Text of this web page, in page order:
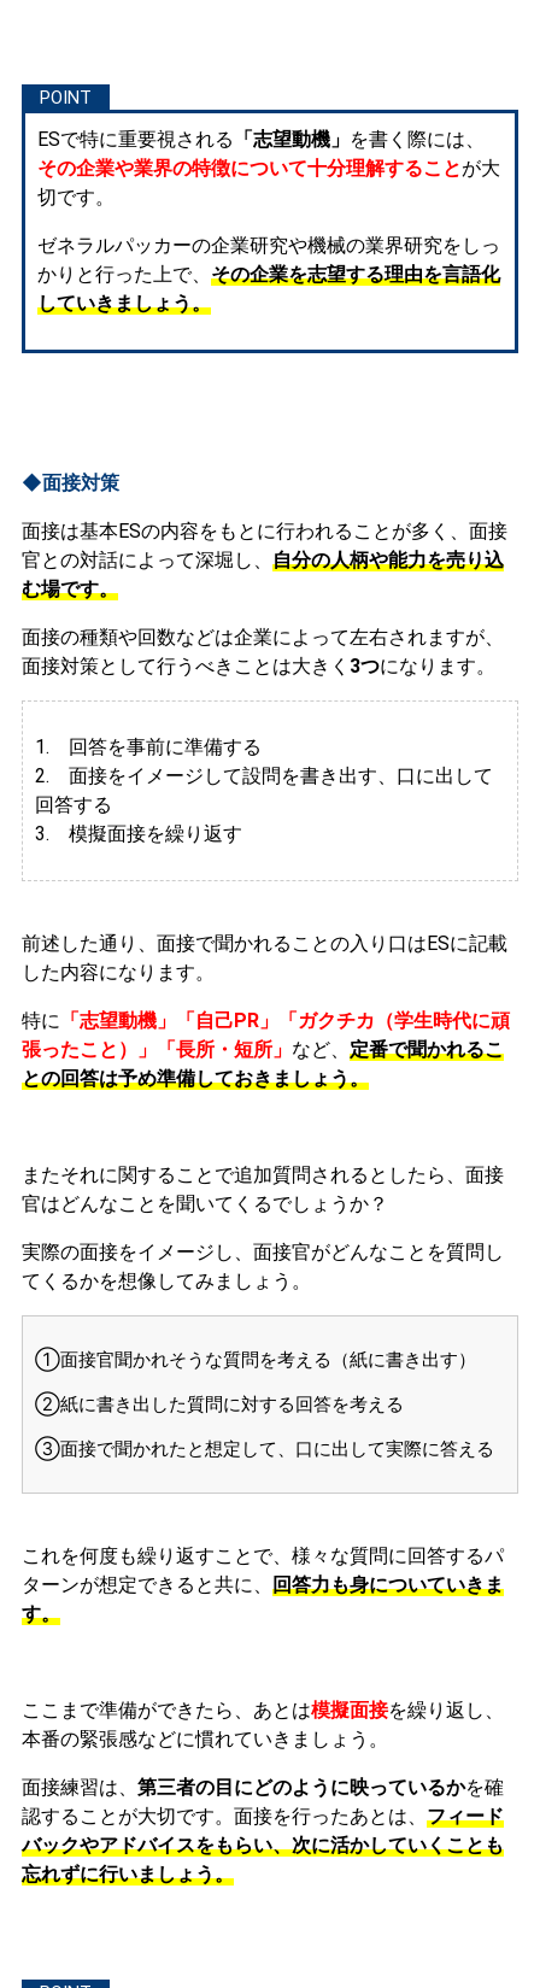
ESで特に重要視される 「志望動機」 を書く際には、
その企業や業界の特徴について十分理解することが大
切です。
ゼネラルパッカーの企業研究や機械の業界研究をしっ
かりと行った上で、 その企業を志望する理由を言語化
していきましょう。
◆面接対策
面接は基本ESの内容をもとに行われることが多く、面接
官との対話によって深堀し、 自分の人柄や能力を売り込
む場です。
面接の種類や回数などは企業によって左右されますが、
面接対策として行うべきことは大きく 3つになります。
1. 回答を事前に準備する
2. 面接をイメージして設問を書き出す、口に出して
回答する
3. 模擬面接を繰り返す
前述した通り、面接で聞かれることの入り口はESに記載
した内容になります。
特に 「志望動機」「自己PR」「ガクチカ（学生時代に頑
張ったこと）」「長所・短所」 など、 定番で聞かれるこ
との回答は予め準備しておきましょう。
またそれに関することで追加質問されるとしたら、面接
官はどんなことを聞いてくるでしょうか？
実際の面接をイメージし、面接官がどんなことを質問し
てくるかを想像してみましょう。
①面接官聞かれそうな質問を考える（紙に書き出す）
②紙に書き出した質問に対する回答を考える
③面接で聞かれたと想定して、口に出して実際に答える
これを何度も繰り返すことで、様々な質問に回答するパ
ターンが想定できると共に、 回答力も身についていきま
す。
ここまで準備ができたら、あとは模擬面接を繰り返し、
本番の緊張感などに慣れていきましょう。
面接練習は、 第三者の目にどのように映っているかを確
認することが大切です。面接を行ったあとは、 フィード
バックやアドバイスをもらい、次に活かしていくことも
忘れずに行いましょう。